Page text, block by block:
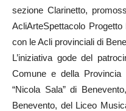
sezione Clarinetto,
AcliArteSpettacolo
con le Acli provinciali di
L’iniziativa gode del
Comune e della Provincia
“Nicola Sala” di
Benevento, del Liceo